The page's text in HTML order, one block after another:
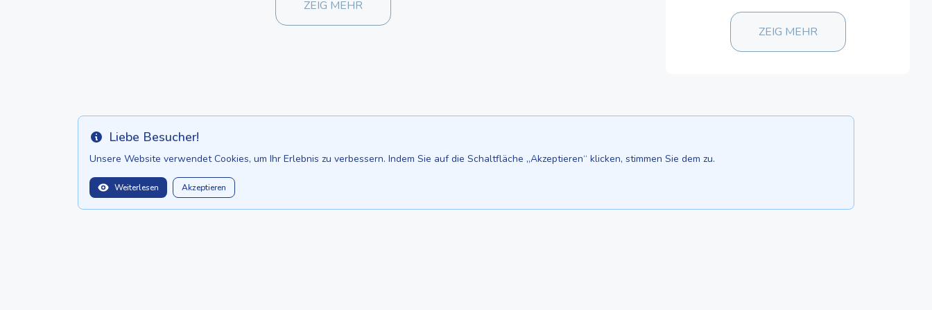
ZEIG MEHR
ZEIG MEHR
Info Liebe Besucher!
Unsere Website verwendet Cookies, um Ihr Erlebnis zu verbessern. Indem Sie auf die Schaltfläche „Akzeptieren“ klicken, stimmen Sie dem zu.
Weiterlesen Akzeptieren